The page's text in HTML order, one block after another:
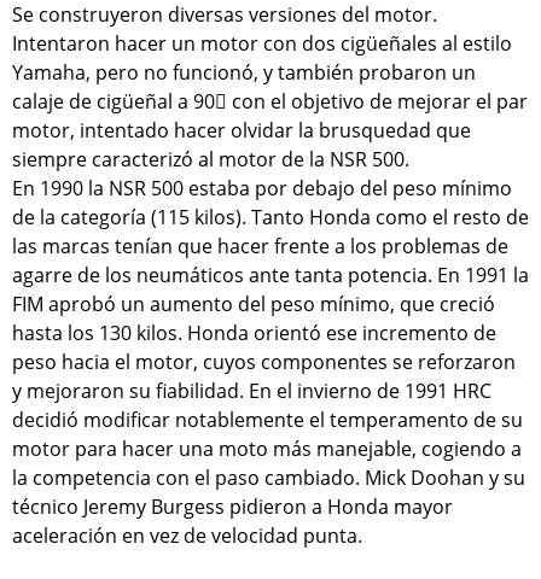
Se construyeron diversas versiones del motor.
Intentaron hacer un motor con dos cigüeñales al estilo
Yamaha, pero no funcionó, y también probaron un
calaje de cigüeñal a 90 con el objetivo de mejorar el par
motor, intentado hacer olvidar la brusquedad que
siempre caracterizó al motor de la NSR 500.
En 1990 la NSR 500 estaba por debajo del peso mínimo
de la categoría (115 kilos). Tanto Honda como el resto de
las marcas tenían que hacer frente a los problemas de
agarre de los neumáticos ante tanta potencia. En 1991 la
FIM aprobó un aumento del peso mínimo, que creció
hasta los 130 kilos. Honda orientó ese incremento de
peso hacia el motor, cuyos componentes se reforzaron
y mejoraron su fiabilidad. En el invierno de 1991 HRC
decidió modificar notablemente el temperamento de su
motor para hacer una moto más manejable, cogiendo a
la competencia con el paso cambiado. Mick Doohan y su
técnico Jeremy Burgess pidieron a Honda mayor
aceleración en vez de velocidad punta.